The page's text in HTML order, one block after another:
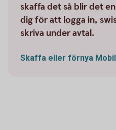
skaffa det så blir det
dig för att logga in,
skriva under avtal.
Skaffa eller förnya